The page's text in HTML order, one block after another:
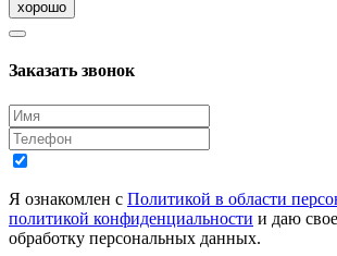
хорошо
Заказать звонок
Я ознакомлен с Политикой в области
политикой конфиденциальности и даю
обработку персональных данных.